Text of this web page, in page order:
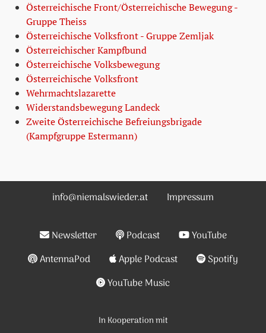
Österreichische Front/Österreichische Bewegung -
Gruppe Theiss
Österreichische Volksfront - Gruppe Zemljak
Österreichischer Kampfbund
Österreichische Volksbewegung
Österreichische Volksfront
Wehrmachtslazarette
Widerstandsbewegung Landeck
Zweite Österreichische Befreiungsbrigade
(Kampfgruppe Estermann)
info@niemalswieder.at Impressum
Newsletter Podcast
YouTube
AntennaPod
Apple Podcast
Spotify
YouTube Music
In Kooperation mit